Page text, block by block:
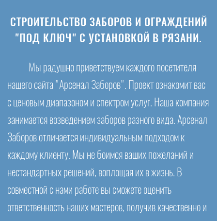
СТРОИТЕЛЬСТВО ЗАБОРОВ И ОГРАЖДЕНИЙ
"ПОД КЛЮЧ" С УСТАНОВКОЙ В РЯЗАНИ.
Мы радушно приветствуем каждого посетителя
нашего сайта "Арсенал Заборов". Проект ознакомит вас
с ценовым диапазоном и спектром услуг. Наша компания
занимается возведением заборов разного вида. Арсенал
Заборов отличается индивидуальным подходом к
каждому клиенту. Мы не боимся ваших пожеланий и
нестандартных решений, воплощая их в жизнь. В
совместной с нами работе вы сможете оценить
ответственность наших мастеров, получив качественно и